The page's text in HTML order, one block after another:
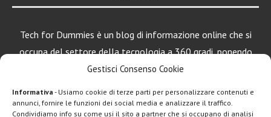
Gestisci Consenso Cookie
Informativa - Usiamo cookie di terze parti per personalizzare contenuti e
annunci, fornire le funzioni dei social media e analizzare il traffico.
Condividiamo info su come usi il sito a partner che si occupano di analisi
Tech for Dummies è un blog di informazione online che si
occupa del settore della tecnologia a 360 gradi, ponendo
una particolare attenzione al mondo Android, Apple e